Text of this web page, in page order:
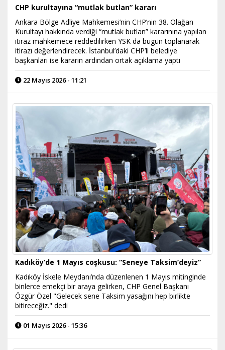
CHP kurultayına “mutlak butlan” kararı
Ankara Bölge Adliye Mahkemesi’nin CHP’nin 38. Olağan
Kurultayı hakkında verdiği “mutlak butlan” kararınına yapılan
itiraz mahkemece reddedilirken YSK da bugün toplanarak
itirazı değerlendirecek. İstanbul’daki CHP’li belediye
başkanları ise kararın ardından ortak açıklama yaptı
22 Mayıs 2026 - 11:21
Kadıköy’de 1 Mayıs coşkusu: “Seneye Taksim’deyiz”
Kadıköy İskele Meydanı’nda düzenlenen 1 Mayıs mitinginde
binlerce emekçi bir araya gelirken, CHP Genel Başkanı
Özgür Özel "Gelecek sene Taksim yasağını hep birlikte
bitireceğiz." dedi
01 Mayıs 2026 - 15:36